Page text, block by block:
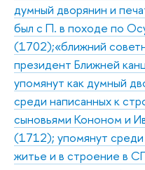
думный дворянин и
был с П. в походе по
(1702);«ближний
президент Ближней
упомянут как думный
среди написанных к
сыновьями Кононом и
(1712); упомянут среди
житье и в строение в